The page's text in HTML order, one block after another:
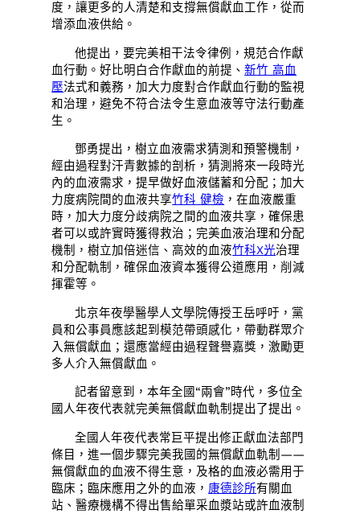
度，讓更多的人清楚和支撐無償獻血工作，從而
增添血液供給。
他提出，要完美相干法令律例，規范合作獻
血行動。好比明白合作獻血的前提、新竹 高血
壓法式和義務，加大力度對合作獻血行動的監視
和治理，避免不符合法令生意血液等守法行動產
生。
鄧勇提出，樹立血液需求猜測和預警機制，
經由過程對汗青數據的剖析，猜測將來一段時光
內的血液需求，提早做好血液儲蓄和分配；加大
力度病院間的血液共享竹科 健檢 ，在血液嚴重
時，加大力度分歧病院之間的血液共享，確保患
者可以或許實時獲得救治；完美血液治理和分配
機制，樹立加倍迷信、高效的血液竹科X光治理
和分配軌制，確保血液資本獲得公道應用，削減
揮霍等。
北京年夜學醫學人文學院傳授王岳呼吁，黨
員和公事員應該起到模范帶頭感化，帶動群眾介
入無償獻血；還應當經由過程聲譽嘉獎，激勵更
多人介入無償獻血。
記者留意到，本年全國“兩會”時代，多位全
國人年夜代表就完美無償獻血軌制提出了提出。
全國人年夜代表常巨平提出修正獻血法部門
條目，進一個步驟完美我國的無償獻血軌制——
無償獻血的血液不得生意，及格的血液必需用于
臨床；臨床應用之外的血液， 康德診所有關血
站、醫療機構不得出售給單采血漿站或許血液制